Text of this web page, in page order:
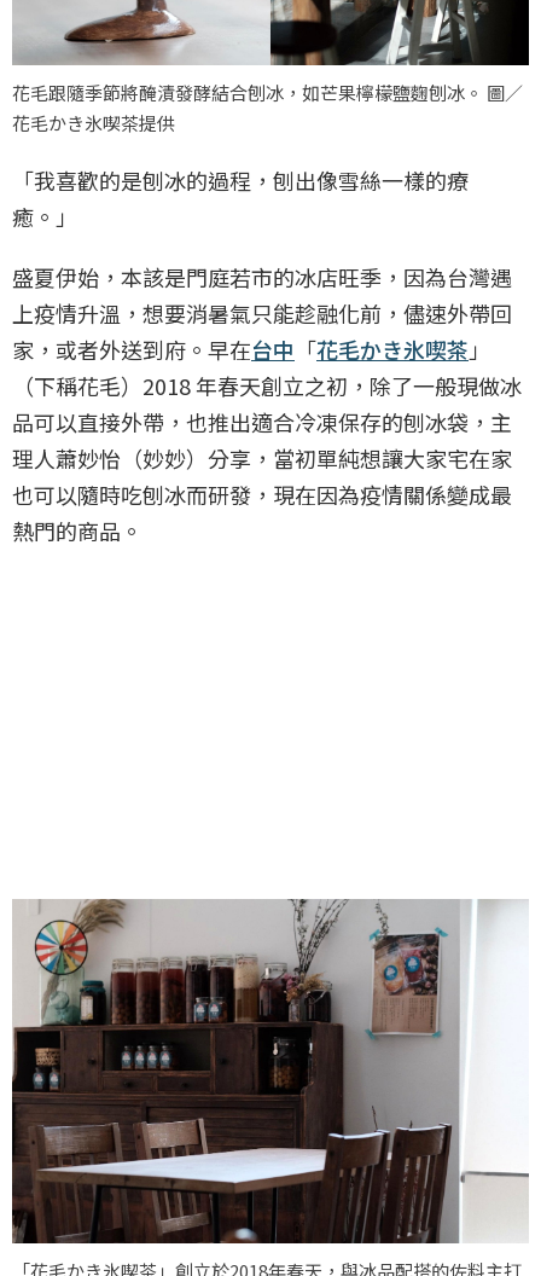
花毛跟隨季節將醃漬發酵結合刨冰，如芒果檸檬鹽麴刨冰。 圖／
花毛かき氷喫茶提供
「我喜歡的是刨冰的過程，刨出像雪絲一樣的療
癒。」
盛夏伊始，本該是門庭若市的冰店旺季，因為台灣遇
上疫情升溫，想要消暑氣只能趁融化前，儘速外帶回
家，或者外送到府。早在台中 「花毛かき氷喫茶 」
（下稱花毛）2018 年春天創立之初，除了一般現做冰
品可以直接外帶，也推出適合冷凍保存的刨冰袋，主
理人蕭妙怡（妙妙）分享，當初單純想讓大家宅在家
也可以隨時吃刨冰而研發，現在因為疫情關係變成最
熱門的商品。
「花毛かき氷喫茶」創立於2018年春天，與冰品配搭的佐料主打